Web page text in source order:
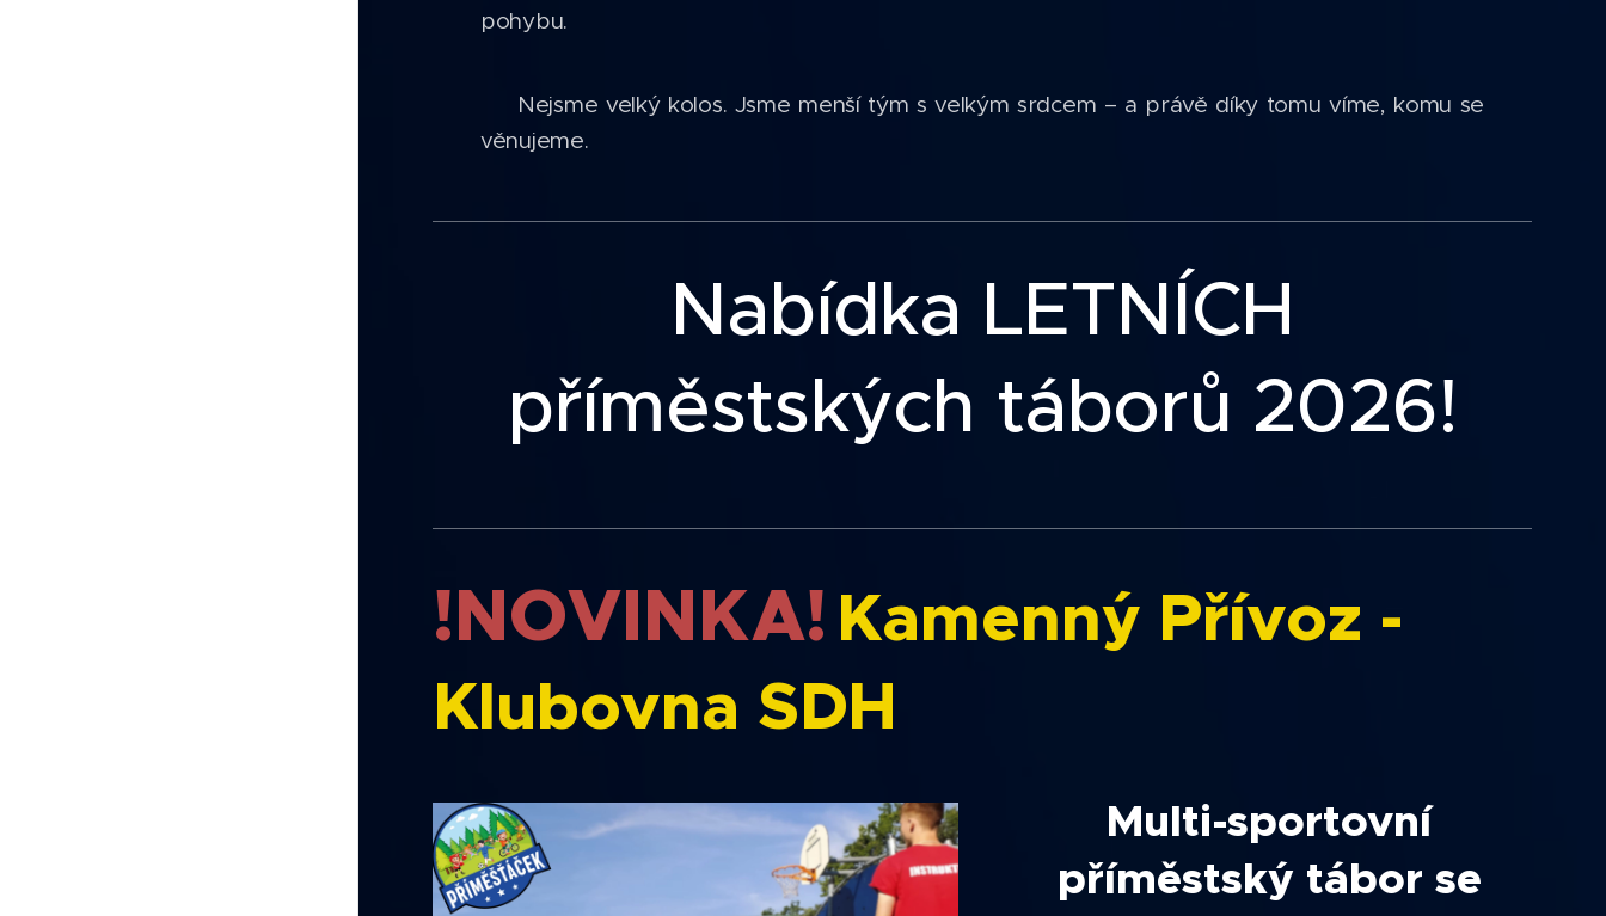
pohybu.
✨ Nejsme velký kolos. Jsme menší tým s velkým srdcem – a právě díky tomu víme, komu se
věnujeme.
Nabídka LETNÍCH
příměstských táborů 2026!
!NOVINKA! Kamenný Přívoz -
Klubovna SDH
Multi-sportovní
příměstský tábor se